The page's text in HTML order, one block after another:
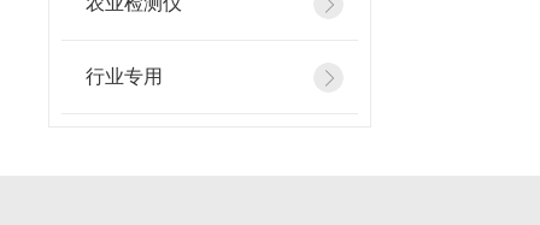
行业专用